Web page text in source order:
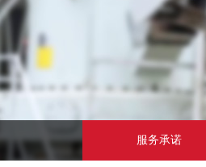
服务承诺